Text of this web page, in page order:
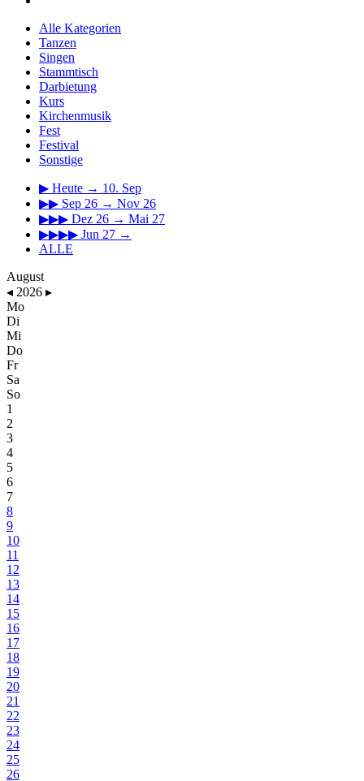
Alle Kategorien
Tanzen
Singen
Stammtisch
Darbietung
Kurs
Kirchenmusik
Fest
Festival
Sonstige
▶ Heute → 10. Sep
▶▶ Sep 26 → Nov 26
▶▶▶ Dez 26 → Mai 27
▶▶▶▶ Jun 27 →
ALLE
August
◂ 2026 ▸
Mo
Di
Mi
Do
Fr
Sa
So
1
2
3
4
5
6
7
8
9
10
11
12
13
14
15
16
17
18
19
20
21
22
23
24
25
26